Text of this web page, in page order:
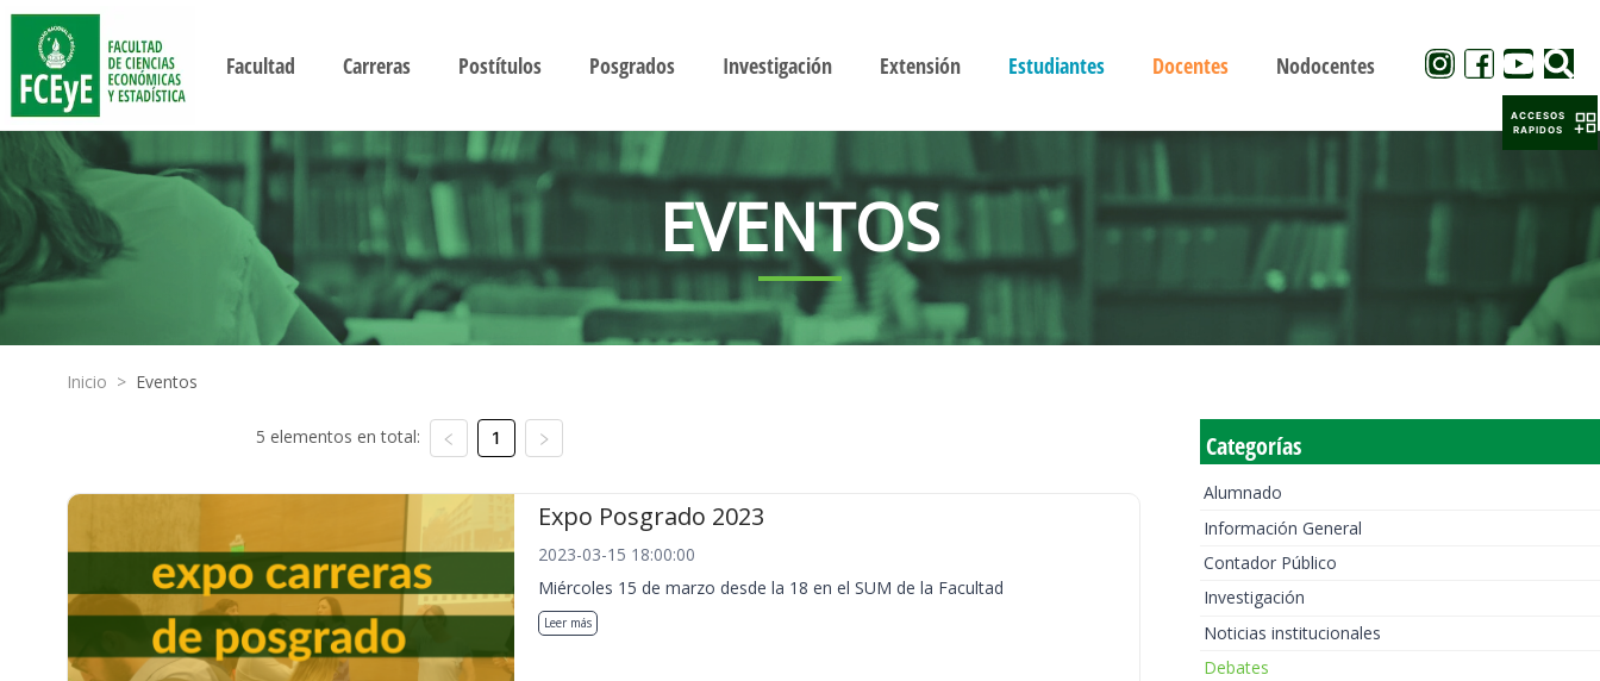
Facultad Carreras Postítulos Posgrados Investigación Extensión Estudiantes Docentes Nodocentes
EVENTOS
Inicio > Eventos
5 elementos en total: 1
Expo Posgrado 2023
2023-03-15 18:00:00
Miércoles 15 de marzo desde la 18 en el SUM de la Facultad
Leer más
Categorías
Alumnado
Información General
Contador Público
Investigación
Noticias institucionales
Debates
ACCESOS
RAPIDOS